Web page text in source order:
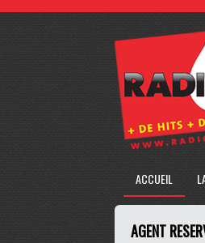
ACCUEIL
AGENT